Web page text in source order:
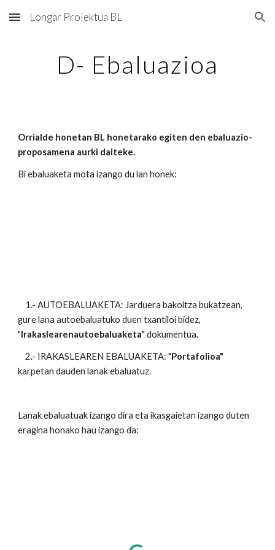
Skip to main content Skip to navigation
Longar Proiektua BL
D- Ebaluazioa
Orrialde honetan BL honetarako egiten den ebaluazio-
proposamena aurki daiteke.
Bi ebaluaketa mota izango du lan honek:
1.- AUTOEBALUAKETA: Jarduera bakoitza bukatzean,
gure lana autoebaluatuko duen txantiloi bidez,
"Irakaslearenautoebaluaketa" dokumentua.
2.- IRAKASLEAREN EBALUAKETA: "Portafolioa"
karpetan dauden lanak ebaluatuz.
Lanak ebaluatuak izango dira eta ikasgaietan izango duten
eragina honako hau izango da: